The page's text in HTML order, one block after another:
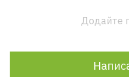
Додайте